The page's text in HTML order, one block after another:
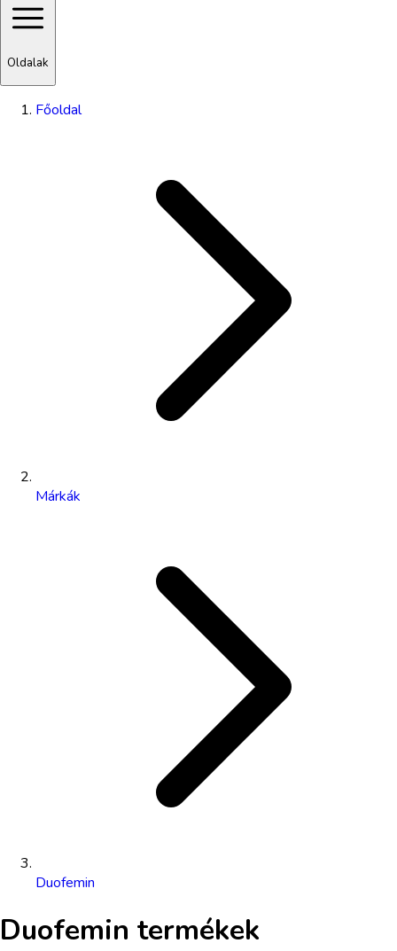
Oldalak
Főoldal
Márkák
Duofemin
Duofemin termékek